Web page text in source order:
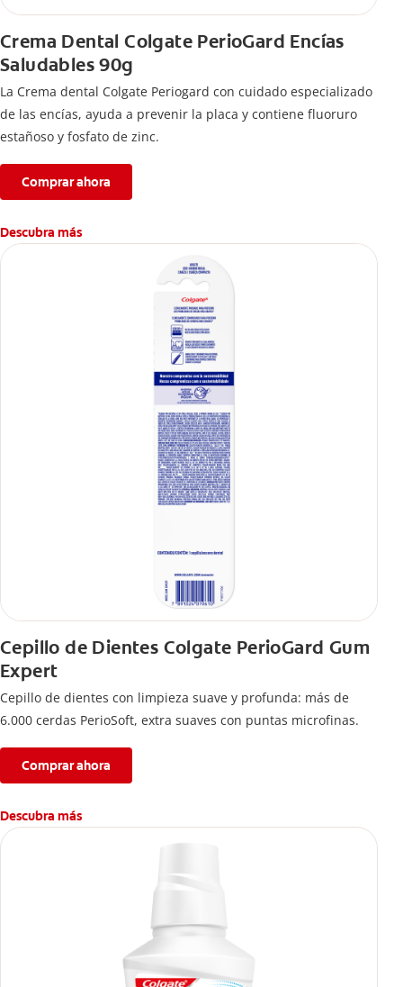
Crema Dental Colgate PerioGard Encías
Saludables 90g
La Crema dental Colgate Periogard con cuidado especializado
de las encías, ayuda a prevenir la placa y contiene fluoruro
estañoso y fosfato de zinc.
Comprar ahora
Descubra más
Cepillo de Dientes Colgate PerioGard Gum
Expert
Cepillo de dientes con limpieza suave y profunda: más de
6.000 cerdas PerioSoft, extra suaves con puntas microfinas.
Comprar ahora
Descubra más